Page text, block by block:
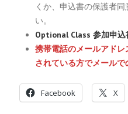
くか、申込書の保護者
い。
Optional Class 参加申込
携帯電話のメールアド
されている方でメール
Facebook X